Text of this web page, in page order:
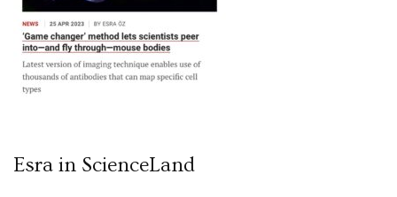
Esra in ScienceLand